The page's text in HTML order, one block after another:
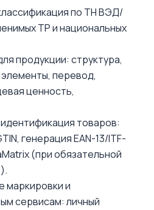
по ТН ВЭД/
ТР и национальных
продукции: структура,
перевод,
ценность,
товаров:
генерация EAN-13/ITF-
(при обязательной
маркировки и
сервисам: личный